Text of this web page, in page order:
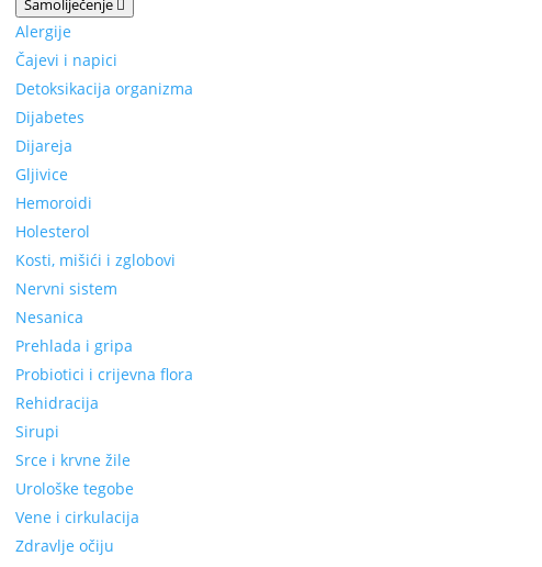
Samoliječenje
Alergije
Čajevi i napici
Detoksikacija organizma
Dijabetes
Dijareja
Gljivice
Hemoroidi
Holesterol
Kosti, mišići i zglobovi
Nervni sistem
Nesanica
Prehlada i gripa
Probiotici i crijevna flora
Rehidracija
Sirupi
Srce i krvne žile
Urološke tegobe
Vene i cirkulacija
Zdravlje očiju